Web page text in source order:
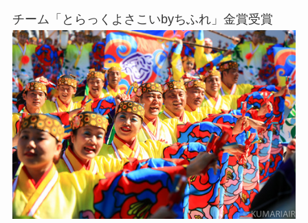
チーム「とらっくよさこいbyちふれ」金賞受賞